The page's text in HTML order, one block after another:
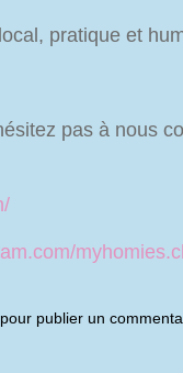
pratique et
pas à nous
pour publier un